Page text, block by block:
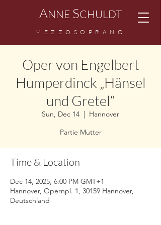
ANNE SCHULDT
MEZZOSOPRANO
Oper von Engelbert
Humperdinck „Hänsel
und Gretel“
Sun, Dec 14
  |
Hannover
Partie Mutter
Time & Location
Dec 14, 2025, 6:00 PM GMT+1
Hannover, Opernpl. 1, 30159 Hannover,
Deutschland